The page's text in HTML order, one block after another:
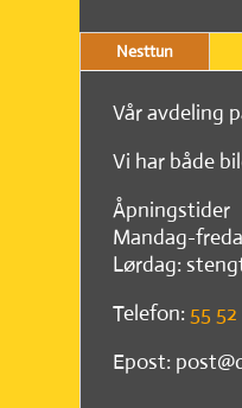
Nesttun
Vår avdeling
Vi har både
Åpningstider
Mandag-
Lørdag:
Telefon: 55
Epost: